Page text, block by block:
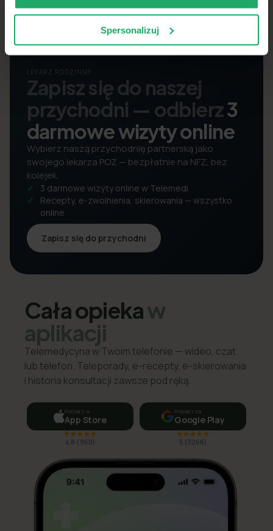
Spersonalizuj
LEKARZ RODZINNY
Zapisz się do naszej
przychodni — odbierz3
darmowe wizyty online
Wybierz naszą przychodnię partnerską jako
swojego lekarza POZ — bezpłatnie na NFZ, bez
kolejek.
3 darmowe wizyty online w Telemedi
Recepty, e-zwolnienia, skierowania — wszystko
online
Zapisz się do przychodni
Cała opiekaw
aplikacji
Telemedycyna w Twoim telefonie — wideo, czat
lub telefon. Teleporady, e-recepty, e-skierowania
i historia konsultacji zawsze pod ręką.
Pobierz w
App Store
4,8 ( 960)
Pobierz na
Google Play
5 (3266)